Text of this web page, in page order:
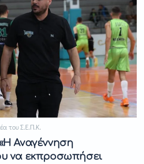
του Σ.Ε.Π.Κ.
Αναγέννηση
να εκπροσωπήσει